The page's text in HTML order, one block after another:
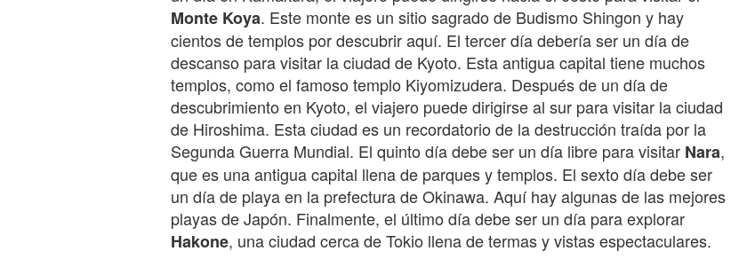
Monte Koya. Este monte es un sitio sagrado de Budismo Shingon y hay
cientos de templos por descubrir aquí. El tercer día debería ser un día de
descanso para visitar la ciudad de Kyoto. Esta antigua capital tiene muchos
templos, como el famoso templo Kiyomizudera. Después de un día de
descubrimiento en Kyoto, el viajero puede dirigirse al sur para visitar la ciudad
de Hiroshima. Esta ciudad es un recordatorio de la destrucción traída por la
Segunda Guerra Mundial. El quinto día debe ser un día libre para visitar Nara,
que es una antigua capital llena de parques y templos. El sexto día debe ser
un día de playa en la prefectura de Okinawa. Aquí hay algunas de las mejores
playas de Japón. Finalmente, el último día debe ser un día para explorar
Hakone, una ciudad cerca de Tokio llena de termas y vistas espectaculares.